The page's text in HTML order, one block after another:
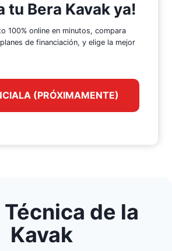
tu Bera Kavak ya!
100% online en minutos, compara
de financiación, y elige la mejor
(PRÓXIMAMENTE)
de la
Kavak